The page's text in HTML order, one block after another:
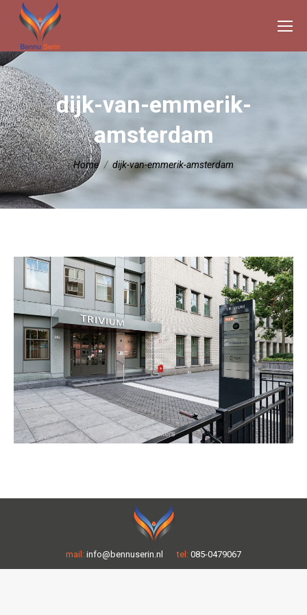
dijk-van-emmerik-
amsterdam
Je bent hier:
Home dijk-van-emmerik-amsterdam
mail: info@bennuserin.nl tel: 085-0479067